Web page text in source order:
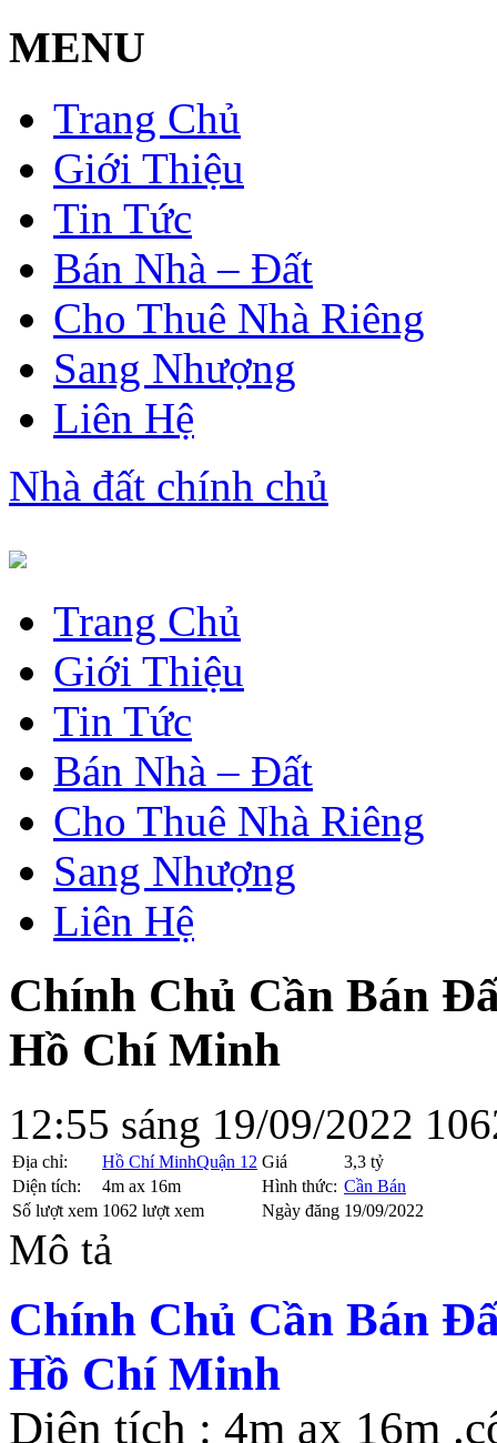
MENU
Trang Chủ
Giới Thiệu
Tin Tức
Bán Nhà – Đất
Cho Thuê Nhà Riêng
Sang Nhượng
Liên Hệ
Nhà đất chính chủ
Trang Chủ
Giới Thiệu
Tin Tức
Bán Nhà – Đất
Cho Thuê Nhà Riêng
Sang Nhượng
Liên Hệ
Chính Chủ Cần Bán
Hồ Chí Minh
12:55 sáng 19/09/2022
Địa chỉ: Hồ Chí MinhQuận 12 Giá
3,3 tỷ
Diện tích:
4m ax 16m Hình thức: Cần Bán
Số lượt xem 1062 lượt xem Ngày đăng 19/09/2022
Mô tả
Chính Chủ Cần Bán
Hồ Chí Minh
Diện tích : 4m ax 16m